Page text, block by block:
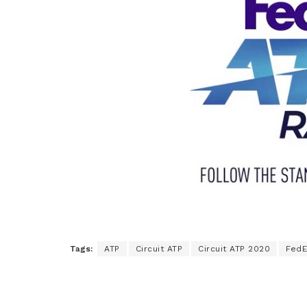
Tags: ATP Circuit ATP Circuit ATP 2020